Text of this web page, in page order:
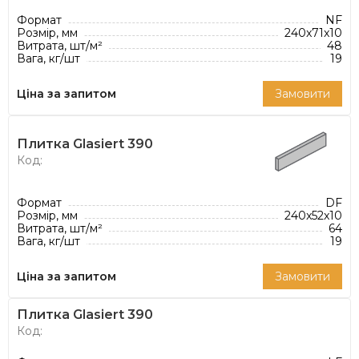
Формат
NF
Розмір, мм
240x71x10
Витрата, шт/м²
48
Вага, кг/шт
19
Ціна за запитом Замовити
Плитка Glasiert 390
Код:
Формат
DF
Розмір, мм
240x52x10
Витрата, шт/м²
64
Вага, кг/шт
19
Ціна за запитом Замовити
Плитка Glasiert 390
Код: